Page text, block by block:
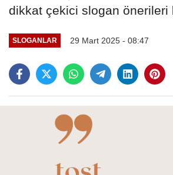
dikkat çekici slogan önerileri
SLOGANLAR 29 Mart 2025 - 08:47